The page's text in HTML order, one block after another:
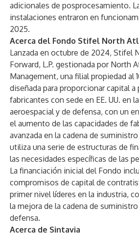
adicionales de posprocesamiento.
instalaciones entraron en
2025.
Acerca del Fondo Stifel North
Lanzada en octubre de 2024, Stifel
Forward, L.P. gestionada por North
Management, una filial propiedad al
diseñada para proporcionar capital a
fabricantes con sede en EE. UU. en
aeroespacial y de defensa, con un
el aumento de las capacidades de
avanzada en la cadena de
utiliza una serie de estructuras de
las necesidades específicas de las
La financiación inicial del Fondo
compromisos de capital de
primer nivel líderes en la industria,
la mejora de la cadena de
defensa.
Acerca de Sintavia